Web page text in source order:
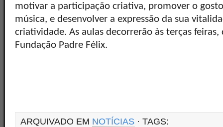
motivar a participação criativa, promover o
música, e desenvolver a expressão da sua
criatividade. As aulas decorrerão às terças
Fundação Padre Félix.
ARQUIVADO EM NOTÍCIAS · TAGS: